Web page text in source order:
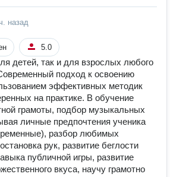
назад
5.0
детей, так и для взрослых любого
подход к освоению
эффективных методик
на практике. В обучение
грамоты, подбор музыкальных
личные предпочтения ученика
разбор любимых
рук, развитие беглости
публичной игры, развитие
вкуса, научу грамотно